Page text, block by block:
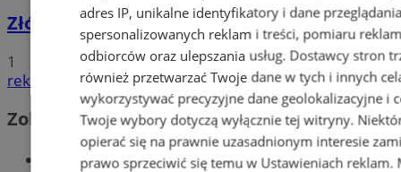
Złóż wniosek o dodatek węglowy
1
reklama
Zobacz również
Wiadomości kryminalne w Wodzisławiu
adres IP, unikalne identyfikatory i dane
spersonalizowanych reklam i treści, pomiaru
odbiorców oraz ulepszania usług. Dostawcy stron
również przetwarzać Twoje dane w tych i innych
wykorzystywać precyzyjne dane geolokalizacyjne i
Twoje wybory dotyczą wyłącznie tej witryny.
opierać się na prawnie uzasadnionym interesie
prawo sprzeciwić się temu w Ustawieniach reklam.